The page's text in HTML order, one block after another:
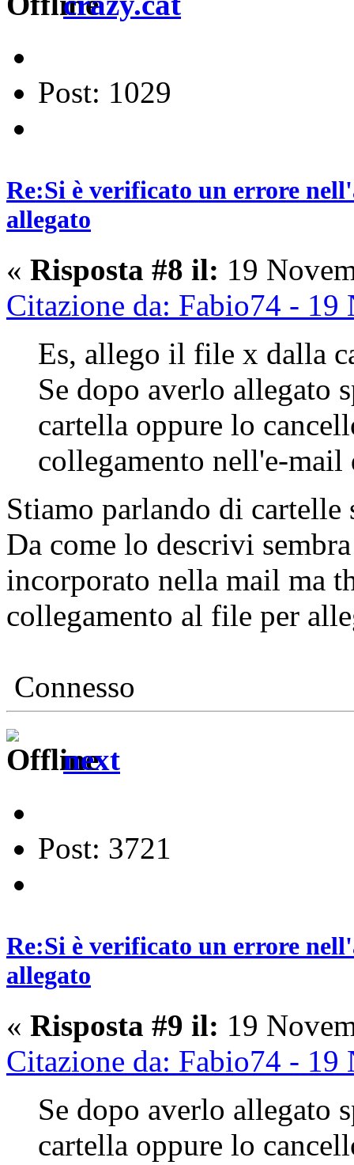
Post: 1029
Re:Si è verificato un errore
allegato
« Risposta #8 il: 19
Citazione da: Fabio74 -
Es, allego il file x dalla
Se dopo averlo allegato
cartella oppure lo
collegamento nell'e-mail
Stiamo parlando di cartelle
Da come lo descrivi
incorporato nella mail ma
collegamento al file per
Connesso
next
Post: 3721
Re:Si è verificato un errore
allegato
« Risposta #9 il: 19
Citazione da: Fabio74 -
Se dopo averlo allegato
cartella oppure lo